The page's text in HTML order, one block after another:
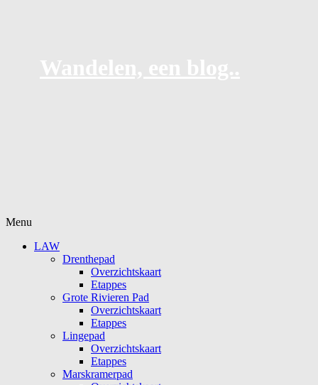
Menu
inhoud
springen
LAW
Drenthepad
Overzichtskaart
Etappes
Grote Rivieren Pad
Overzichtskaart
Etappes
Lingepad
Overzichtskaart
Etappes
Marskramerpad